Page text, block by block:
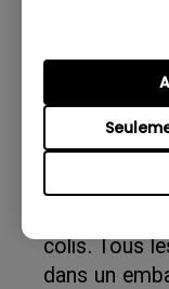
et
du
preuve du
numéro
colis. Tous
dans un